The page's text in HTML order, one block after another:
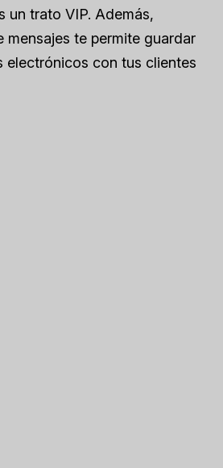
un trato VIP. Además,
mensajes te permite guardar
electrónicos con tus clientes